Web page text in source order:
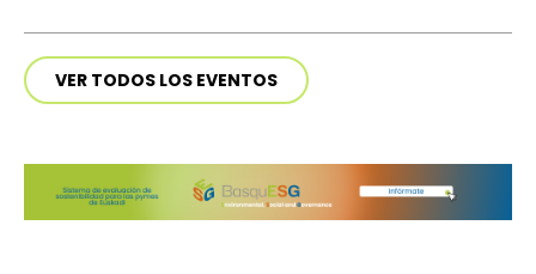
VER TODOS LOS EVENTOS